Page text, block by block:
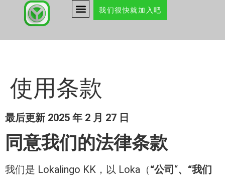
我们很快就加入吧
使用条款
最后更新 2025 年 2 月 27 日
同意我们的法律条款
我们是 Lokalingo KK，以 Loka（“公司 “、 “我们